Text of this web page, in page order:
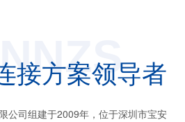
接方案领导者
公司组建于2009年，位于深圳市宝安